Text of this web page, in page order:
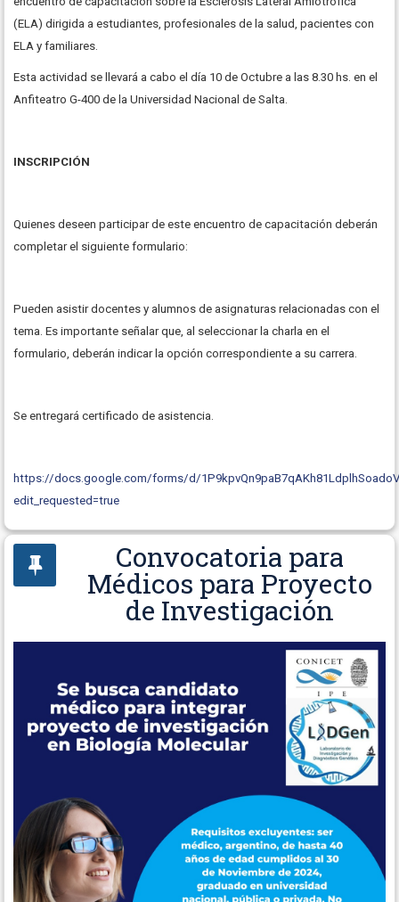
(ELA) dirigida a estudiantes, profesionales de la salud, pacientes con
ELA y familiares.
Esta actividad se llevará a cabo el día 10 de Octubre a las 8.30 hs. en el
Anfiteatro G-400 de la Universidad Nacional de Salta.
INSCRIPCIÓN
Quienes deseen participar de este encuentro de capacitación deberán
completar el siguiente formulario:
Pueden asistir docentes y alumnos de asignaturas relacionadas con el
tema. Es importante señalar que, al seleccionar la charla en el
formulario, deberán indicar la opción correspondiente a su carrera.
Se entregará certificado de asistencia.
https://docs.google.com/forms/d/
edit_requested=true
Convocatoria para
Médicos para Proyecto
de Investigación